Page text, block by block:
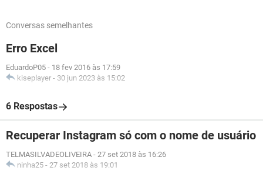
Conversas semelhantes
Erro Excel
EduardoP05 - 18 fev 2016 às 17:59
kiseplayer - 30 jun 2023 às 15:02
6 Respostas
Recuperar Instagram só com o nome de usuário
TELMASILVADEOLIVEIRA - 27 set 2018 às 16:26
ninha25 - 27 set 2018 às 19:01